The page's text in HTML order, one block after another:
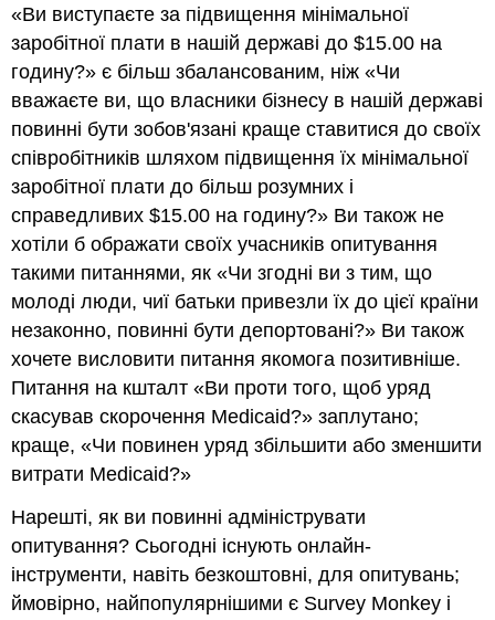
«Ви виступаєте за підвищення мінімальної
заробітної плати в нашій державі до $15.00 на
годину?» є більш збалансованим, ніж «Чи
вважаєте ви, що власники бізнесу в нашій державі
повинні бути зобов'язані краще ставитися до своїх
співробітників шляхом підвищення їх мінімальної
заробітної плати до більш розумних і
справедливих $15.00 на годину?» Ви також не
хотіли б ображати своїх учасників опитування
такими питаннями, як «Чи згодні ви з тим, що
молоді люди, чиї батьки привезли їх до цієї країни
незаконно, повинні бути депортовані?» Ви також
хочете висловити питання якомога позитивніше.
Питання на кшталт «Ви проти того, щоб уряд
скасував скорочення Medicaid?» заплутано;
краще, «Чи повинен уряд збільшити або зменшити
витрати Medicaid?»
Нарешті, як ви повинні адмініструвати
опитування? Сьогодні існують онлайн-
інструменти, навіть безкоштовні, для опитувань;
ймовірно, найпопулярнішими є Survey Monkey і